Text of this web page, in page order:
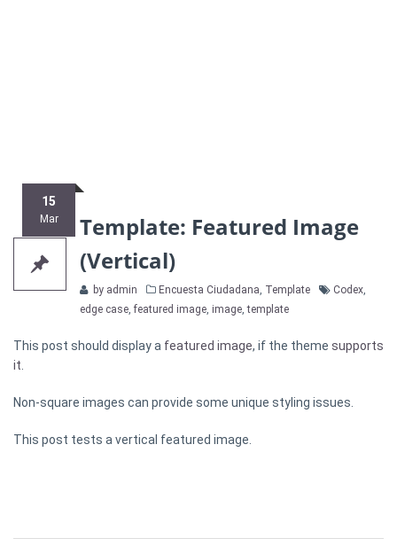
Posted
on
15
Mar
Template: Featured Image
(Vertical)
by admin Categories
Encuesta Ciudadana Template Tags
Codex
edge case featured image image ,template
This post should display a featured image, if the theme supports
it
Non-square images can provide some unique styling issues.
This post tests a vertical featured image.